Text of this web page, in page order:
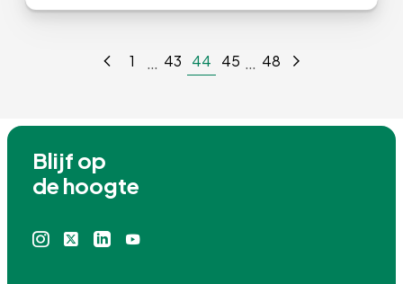
1 … 43 44 45 … 48
Blijf op
de hoogte
InstagramLinkedin